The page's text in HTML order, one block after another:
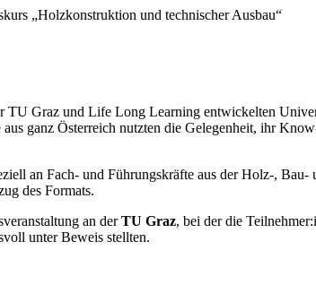
„Holzkonstruktion und technischer Ausbau“
TU Graz und Life Long Learning entwickelten
ganz Österreich nutzten die Gelegenheit, ihr
an Fach- und Führungskräfte aus der Holz-,
des Formats.
an derTU Graz, bei der die
unter Beweis stellten.